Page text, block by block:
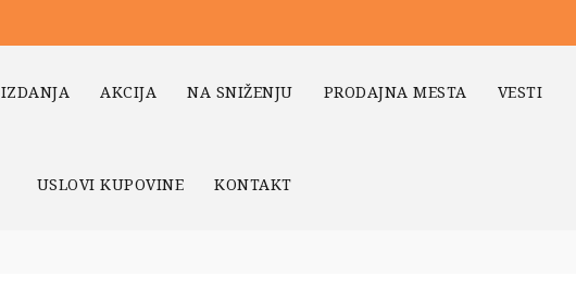
IZDANJA AKCIJA NA SNIŽENJU PRODAJNA MESTA VESTI
USLOVI KUPOVINE KONTAKT